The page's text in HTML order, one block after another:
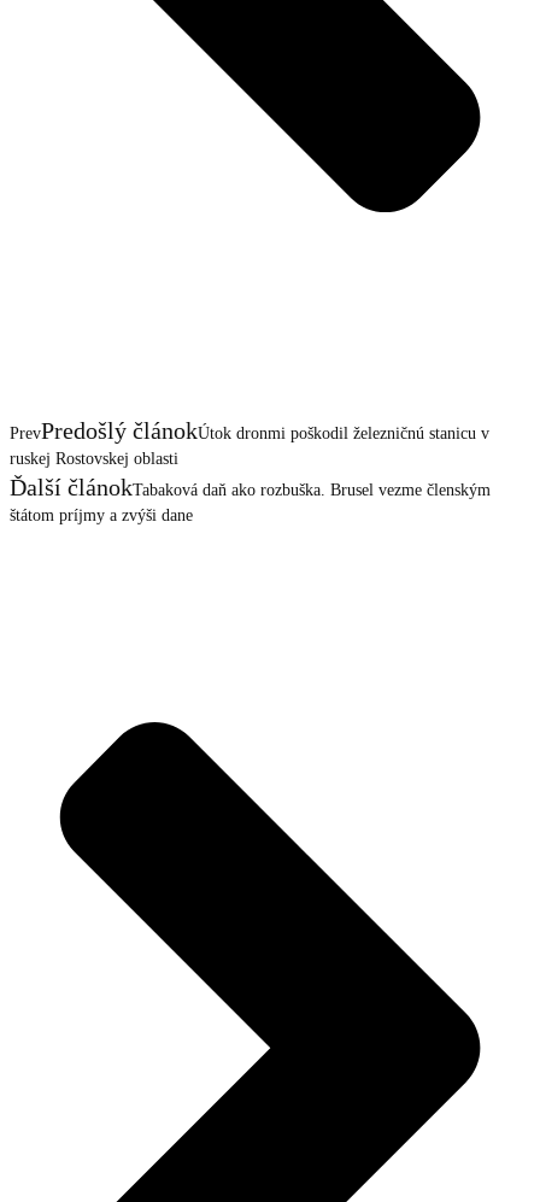
PrevPredošlý článokÚtok dronmi poškodil železničnú stanicu v
ruskej Rostovskej oblasti
Ďalší článokTabaková daň ako rozbuška. Brusel vezme členským
štátom príjmy a zvýši dane